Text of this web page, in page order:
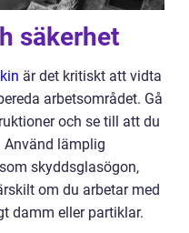
säkerhet
är det kritiskt att vidta
arbetsområdet. Gå
och se till att du
Använd lämplig
skyddsglasögon,
om du arbetar med
damm eller partiklar.